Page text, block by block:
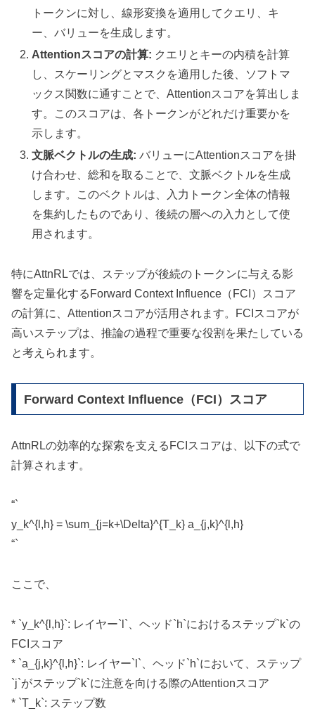
トークンに対し、線形変換を適用してクエリ、キ
ー、バリューを生成します。
Attentionスコアの計算: クエリとキーの内積を計算
し、スケーリングとマスクを適用した後、ソフトマ
ックス関数に通すことで、Attentionスコアを算出しま
す。このスコアは、各トークンがどれだけ重要かを
示します。
文脈ベクトルの生成: バリューにAttentionスコアを掛
け合わせ、総和を取ることで、文脈ベクトルを生成
します。このベクトルは、入力トークン全体の情報
を集約したものであり、後続の層への入力として使
用されます。
特にAttnRLでは、ステップが後続のトークンに与える影
響を定量化するForward Context Influence（FCI）スコア
の計算に、Attentionスコアが活用されます。FCIスコアが
高いステップは、推論の過程で重要な役割を果たしている
と考えられます。
Forward Context Influence（FCI）スコア
AttnRLの効率的な探索を支えるFCIスコアは、以下の式で
計算されます。
“`
y_k^{l,h} = \sum_{j=k+\Delta}^{T_k} a_{j,k}^{l,h}
“`
ここで、
* `y_k^{l,h}`: レイヤー`l`、ヘッド`h`におけるステップ`k`の
FCIスコア
* `a_{j,k}^{l,h}`: レイヤー`l`、ヘッド`h`において、ステップ
`j`がステップ`k`に注意を向ける際のAttentionスコア
* `T_k`: ステップ数